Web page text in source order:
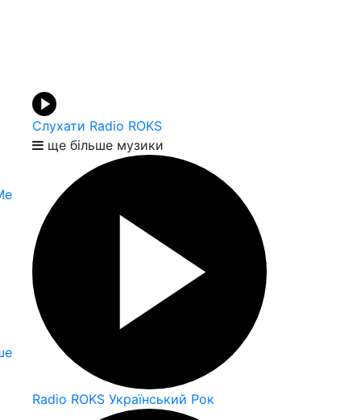
Слухати Radio ROKS
ще більше музики
Radio ROKS Український Рок